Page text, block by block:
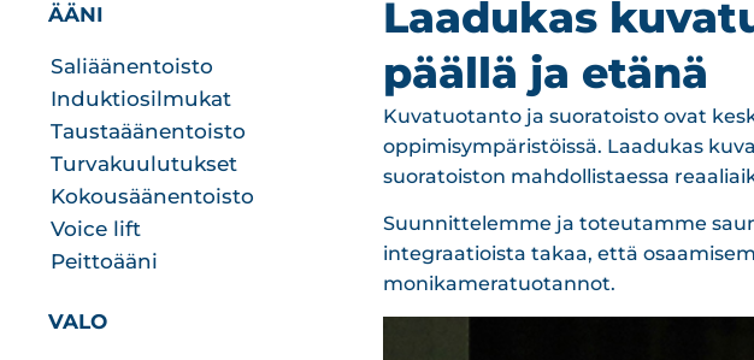
ÄÄNI
Saliäänentoisto
Induktiosilmukat
Taustaäänentoisto
Turvakuulutukset
Kokousäänentoisto
Voice lift
Peittoääni
VALO
Laadukas
päällä ja etänä
Kuvatuotanto ja suoratoisto ovat
oppimisympäristöissä. Laadukas
suoratoiston mahdollistaessa
Suunnittelemme ja toteutamme
integraatioista takaa, että
monikameratuotannot.